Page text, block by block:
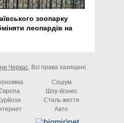
зоопарку
леопардів на
Черкас. Всі права захищені.
Соціум
Шоу-бізнес
Стиль життя
Авто